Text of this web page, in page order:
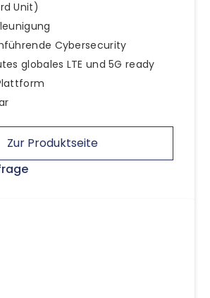
Unit)
Cybersecurity
globales LTE und 5G ready
Zur Produktseite